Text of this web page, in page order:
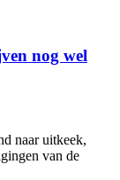
nog wel
naar uitkeek,
van de